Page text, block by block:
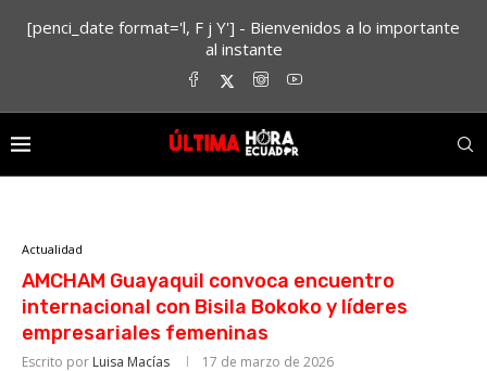
[penci_date format='l, F j Y'] - Bienvenidos a lo importante
al instante
Actualidad
AMCHAM Guayaquil convoca encuentro
internacional con Bisila Bokoko y líderes
empresariales femeninas
Escrito por Luisa Macías 17 de marzo de 2026